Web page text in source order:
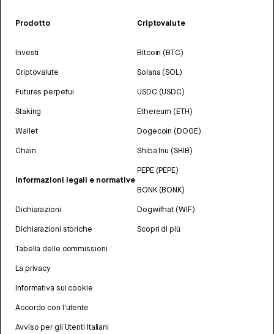
Prodotto
Investi
Criptovalute
Futures perpetui
Staking
Wallet
Chain
Informazioni legali e normative
Dichiarazioni
Dichiarazioni storiche
Tabella delle commissioni
La privacy
Informativa sui cookie
Accordo con l'utente
Avviso per gli Utenti Italiani
Criptovalute
Bitcoin (BTC)
Solana (SOL)
USDC (USDC)
Ethereum (ETH)
Dogecoin (DOGE)
Shiba Inu (SHIB)
PEPE (PEPE)
BONK (BONK)
Dogwifhat (WIF)
Scopri di più